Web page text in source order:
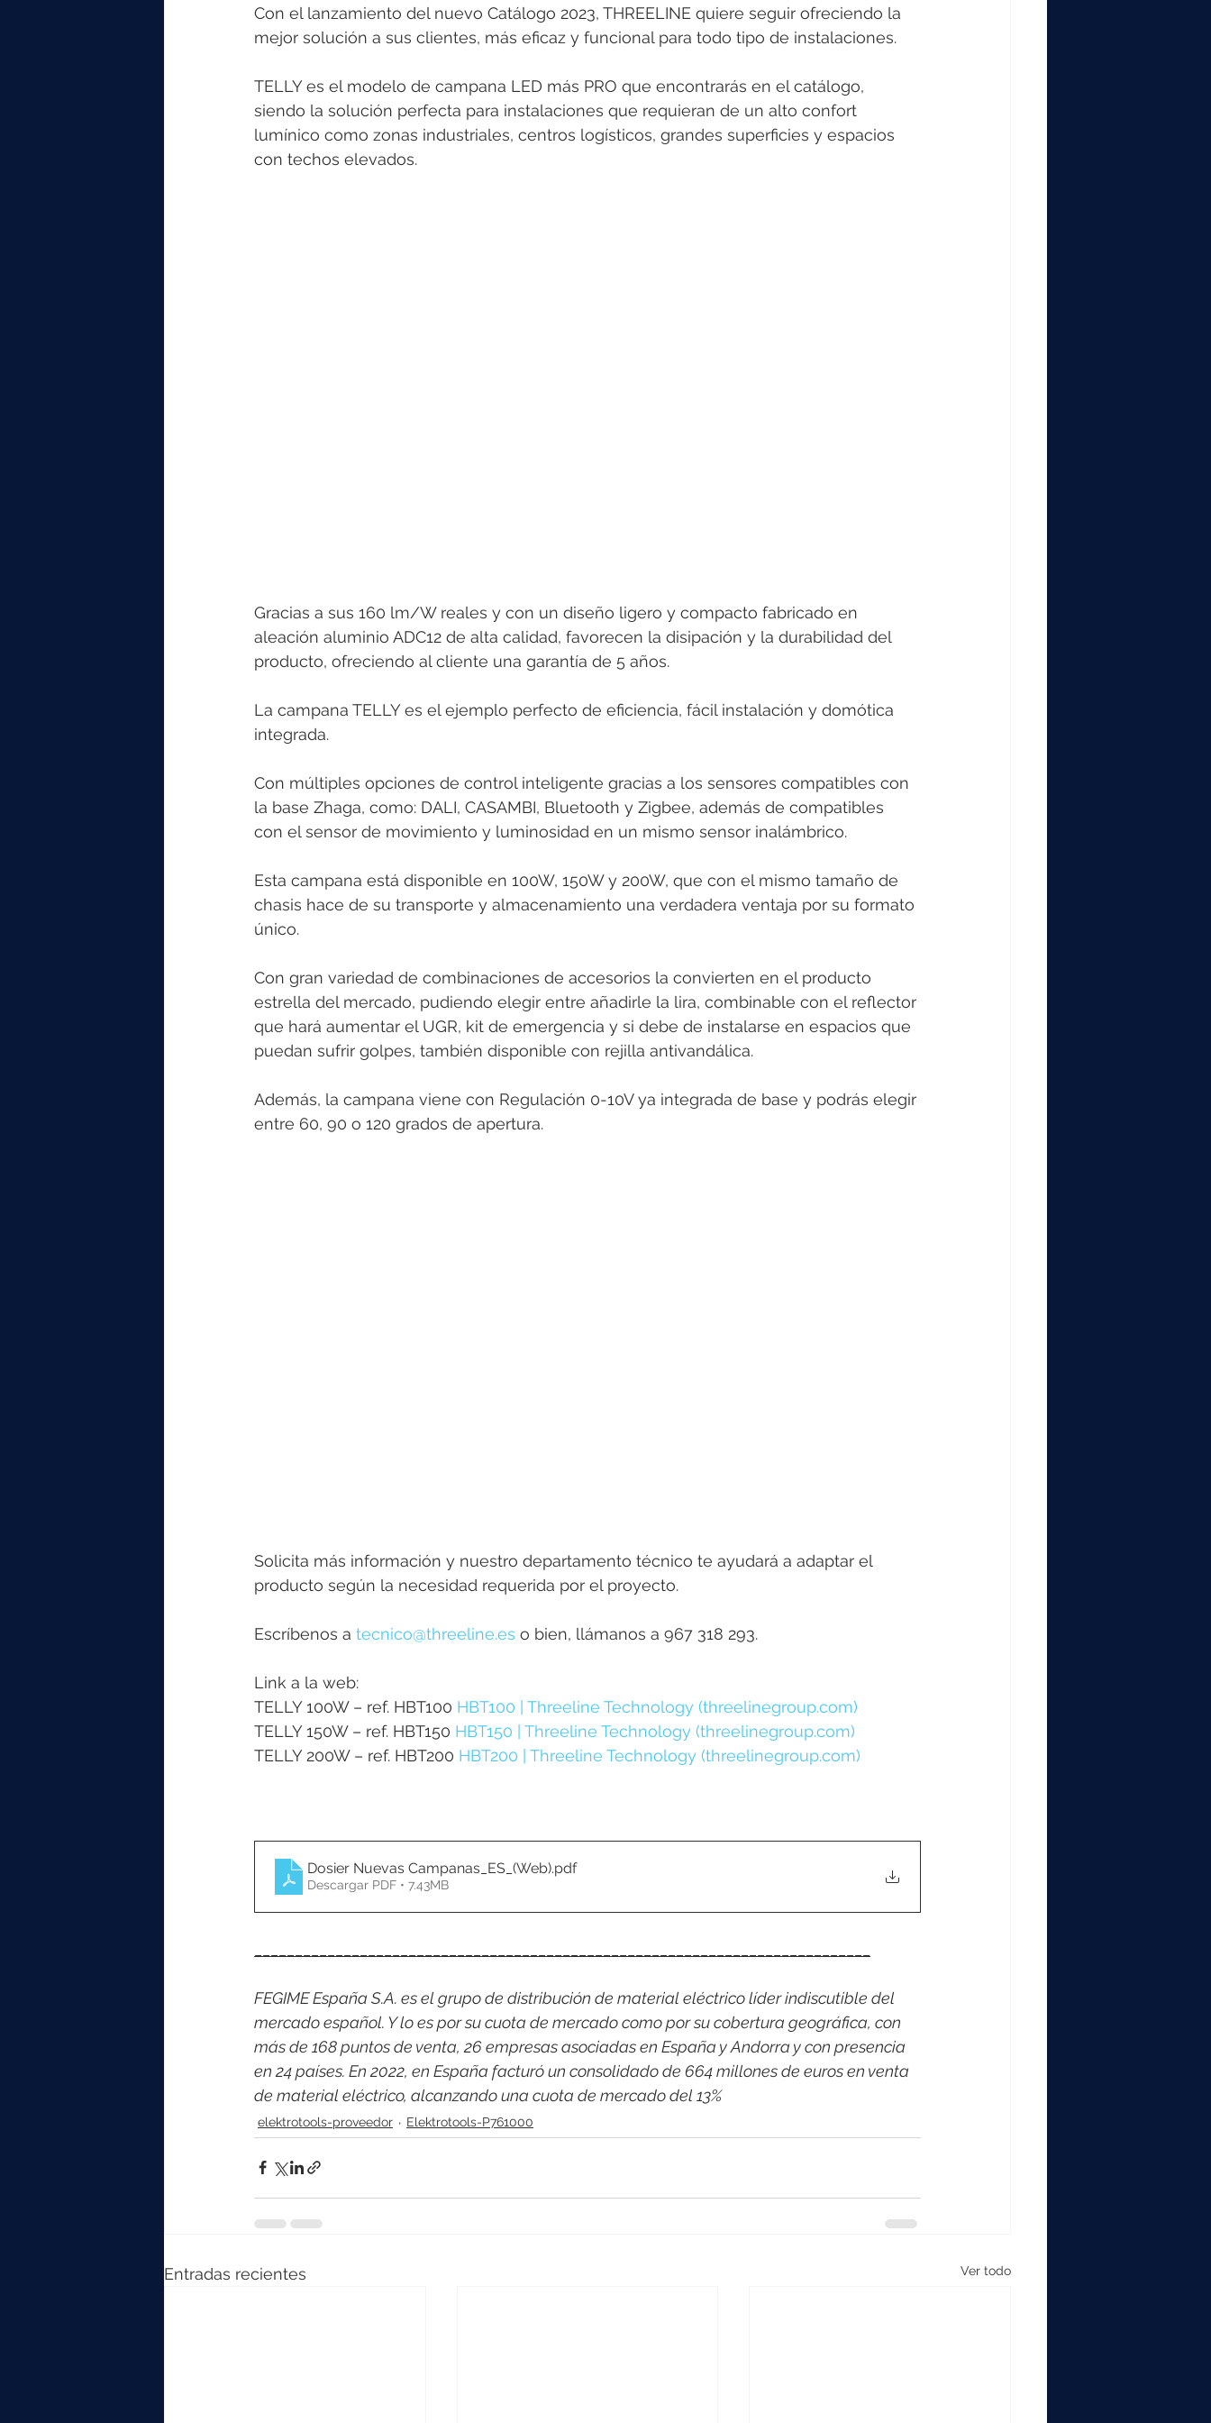
Con el lanzamiento del nuevo Catálogo 2023, THREELINE quiere seguir ofreciendo la
mejor solución a sus clientes, más eficaz y funcional para todo tipo de instalaciones.
TELLY es el modelo de campana LED más PRO que encontrarás en el catálogo,
siendo la solución perfecta para instalaciones que requieran de un alto confort
lumínico como zonas industriales, centros logísticos, grandes superficies y espacios
con techos elevados.
Gracias a sus 160 lm/W reales y con un diseño ligero y compacto fabricado en
aleación aluminio ADC12 de alta calidad, favorecen la disipación y la durabilidad del
producto, ofreciendo al cliente una garantía de 5 años.
La campana TELLY es el ejemplo perfecto de eficiencia, fácil instalación y domótica
integrada.
Con múltiples opciones de control inteligente gracias a los sensores compatibles con
la base Zhaga, como: DALI, CASAMBI, Bluetooth y Zigbee, además de compatibles
con el sensor de movimiento y luminosidad en un mismo sensor inalámbrico.
Esta campana está disponible en 100W, 150W y 200W, que con el mismo tamaño de
chasis hace de su transporte y almacenamiento una verdadera ventaja por su formato
único.
Con gran variedad de combinaciones de accesorios la convierten en el producto
estrella del mercado, pudiendo elegir entre añadirle la lira, combinable con el reflector
que hará aumentar el UGR, kit de emergencia y si debe de instalarse en espacios que
puedan sufrir golpes, también disponible con rejilla antivandálica.
Además, la campana viene con Regulación 0-10V ya integrada de base y podrás elegir
entre 60, 90 o 120 grados de apertura.
Solicita más información y nuestro departamento técnico te ayudará a adaptar el
producto según la necesidad requerida por el proyecto.
Escríbenos a tecnico@threeline.es o bien, llámanos a 967 318 293.
Link a la web:
TELLY 100W – ref. HBT100 HBT100 | Threeline Technology (threelinegroup.com)
TELLY 150W – ref. HBT150 HBT150 | Threeline Technology (threelinegroup.com)
TELLY 200W – ref. HBT200 HBT200 | Threeline Technology (threelinegroup.com)
Dosier Nuevas Campanas_ES_(Web).pdf
Descargar PDF • 7.43MB
FEGIME España S.A. es el grupo de distribución de material eléctrico líder indiscutible del
mercado español. Y lo es por su cuota de mercado como por su cobertura geográfica, con
más de 168 puntos de venta, 26 empresas asociadas en España y Andorra y con presencia
en 24 países. En 2022, en España facturó un consolidado de 664 millones de euros en venta
de material eléctrico, alcanzando una cuota de mercado del 13%
elektrotools-proveedor Elektrotools-P761000
Entradas recientes Ver todo